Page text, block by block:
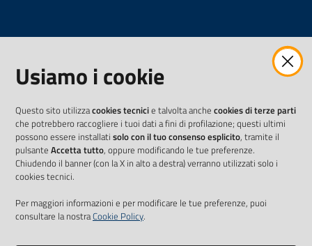
Usiamo i cookie
Questo sito utilizzacookies tecnicie talvolta anche cookies di terze parti
che potrebbero raccogliere i tuoi dati a fini di profilazione; questi ultimi
possono essere installati solo con il tuo consenso esplicito, tramite il
pulsante Accetta tutto, oppure modificando le tue preferenze.
Chiudendo il banner (con la X in alto a destra) verranno utilizzati solo i
cookies tecnici.
Per maggiori informazioni e per modificare le tue preferenze, puoi
consultare la nostraCookie Policy.